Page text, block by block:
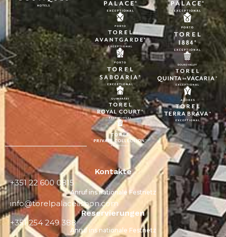
Kontakte
+351 22 600 0815
Anruf ins nationale Festnetz
info@torelpalacelisbon.com
Reservierungen
+351 254 249 388
Anruf ins nationale Festnetz